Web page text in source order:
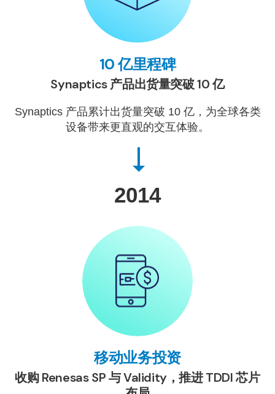
10 亿里程碑
Synaptics 产品出货量突破 10 亿
Synaptics 产品累计出货量突破 10 亿，为全球各类
设备带来更直观的交互体验。
2014
移动业务投资
收购 Renesas SP 与 Validity，推进 TDDI 芯片